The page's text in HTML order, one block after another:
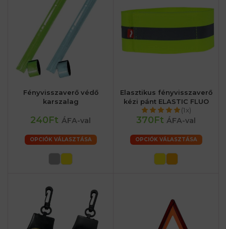
Fényvisszaverő védő
karszalag
240Ft ÁFA-val
OPCIÓK VÁLASZTÁSA
Elasztikus fényvisszaverő
kézi pánt ELASTIC FLUO
(1x)
370Ft ÁFA-val
OPCIÓK VÁLASZTÁSA